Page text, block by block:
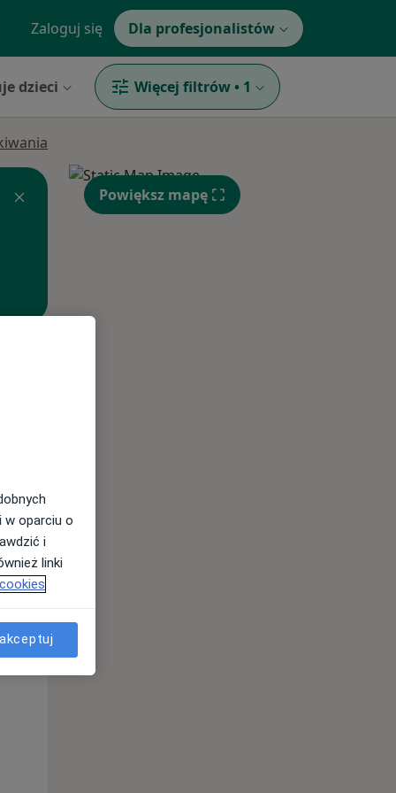
Zaloguj się Dla profesjonalistów
dzieci Więcej filtrów • 1
Wt,
11 Sie
Powiększ mapę
w oparciu o
i
linki